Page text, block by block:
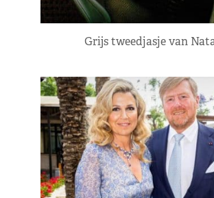
Grijs tweedjasje van